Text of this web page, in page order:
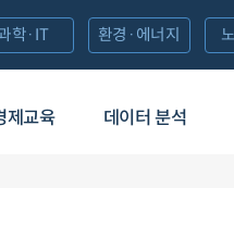
제교육 데이터 분석
학·IT 환경·에너지